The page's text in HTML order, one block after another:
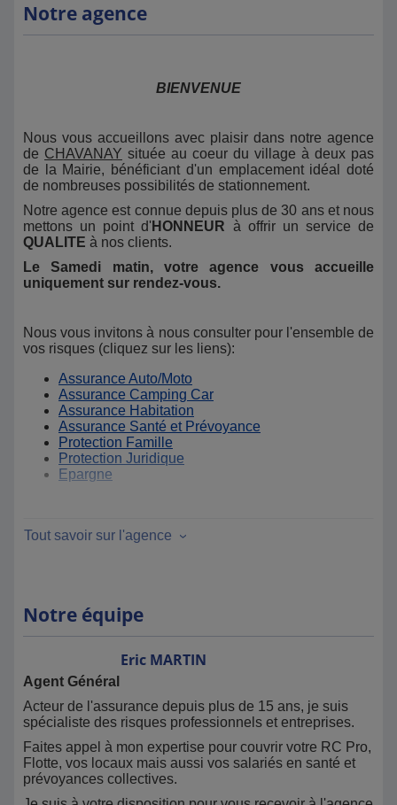
Notre agence
BIENVENUE
Nous vous accueillons avec plaisir dans notre agence
de CHAVANAY située au coeur du village à deux pas
de la Mairie, bénéficiant d'un emplacement idéal doté
de nombreuses possibilités de stationnement.
Notre agence est connue depuis plus de 30 ans et nous
mettons un point d' HONNEUR à offrir un service de
QUALITE à nos clients.
Le Samedi matin, votre agence vous accueille
uniquement sur rendez-vous.
Nous vous invitons à nous consulter pour l'ensemble de
vos risques (cliquez sur les liens):
Assurance Auto/Moto
Assurance Camping Car
Assurance Habitation
Assurance Santé et Prévoyance
Protection Famille
Protection Juridique
Epargne
Pour les risques professionnels :
Véhicules et Flottes
Vos marchandises
Une assurance adaptée à votre métier
Vous souhaitez déclarer unSinistre? Appelez le09 809
809 11
Mail déclaration de sinistre pour envoi de constat aprés
appel:
Tout savoir sur l'agence
Notre équipe
Eric MARTIN
Agent Général
Acteur de l'assurance depuis plus de 15 ans, je suis
spécialiste des risques professionnels et entreprises.
Faites appel à mon expertise pour couvrir votre RC Pro,
Flotte, vos locaux mais aussi vos salariés en santé et
prévoyances collectives.